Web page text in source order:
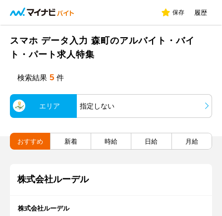
保存 履歴
スマホ データ入力 森町のアルバイト・バイ
ト・パート求人特集
検索結果 5 件
エリア 指定しない
おすすめ 新着 時給 日給 月給
株式会社ルーデル
株式会社ルーデル